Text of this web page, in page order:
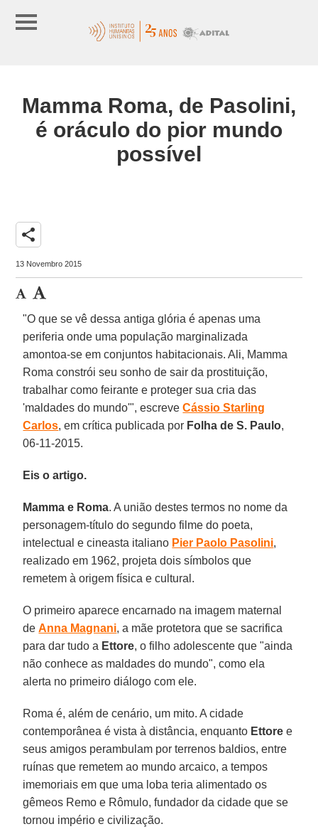
Mamma Roma, de Pasolini,
é oráculo do pior mundo
possível
share
13 Novembro 2015
"O que se vê dessa antiga glória é apenas uma
periferia onde uma população marginalizada
amontoa-se em conjuntos habitacionais. Ali, Mamma
Roma constrói seu sonho de sair da prostituição,
trabalhar como feirante e proteger sua cria das
'maldades do mundo'", escreveCássio Starling
Carlos, em crítica publicada por Folha de S. Paulo,
06-11-2015.
Eis o artigo.
Mamma e Roma. A união destes termos no nome da
personagem-título do segundo filme do poeta,
intelectual e cineasta italiano Pier Paolo Pasolini,
realizado em 1962, projeta dois símbolos que
remetem à origem física e cultural.
O primeiro aparece encarnado na imagem maternal
deAnna Magnani, a mãe protetora que se sacrifica
para dar tudo a Ettore, o filho adolescente que "ainda
não conhece as maldades do mundo", como ela
alerta no primeiro diálogo com ele.
Roma é, além de cenário, um mito. A cidade
contemporânea é vista à distância, enquanto Ettore e
seus amigos perambulam por terrenos baldios, entre
ruínas que remetem ao mundo arcaico, a tempos
imemoriais em que uma loba teria alimentado os
gêmeos Remo e Rômulo, fundador da cidade que se
tornou império e civilização.